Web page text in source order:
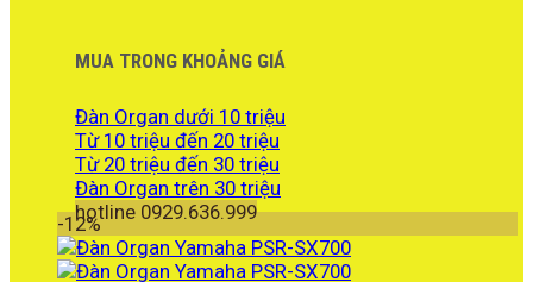
MUA TRONG KHOẢNG GIÁ
Đàn Organ dưới 10 triệu
Từ 10 triệu đến 20 triệu
Từ 20 triệu đến 30 triệu
Đàn Organ trên 30 triệu
hotline 0929.636.999
-12%